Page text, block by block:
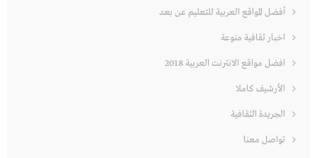
أفضل المواقع العربية للتعليم عن بعد
اخبار ثقافية منوعة
افضل مواقع الانترنت العربية 2018
الأرشيف كاملا
الجريدة الثقافية
تواصل معنا